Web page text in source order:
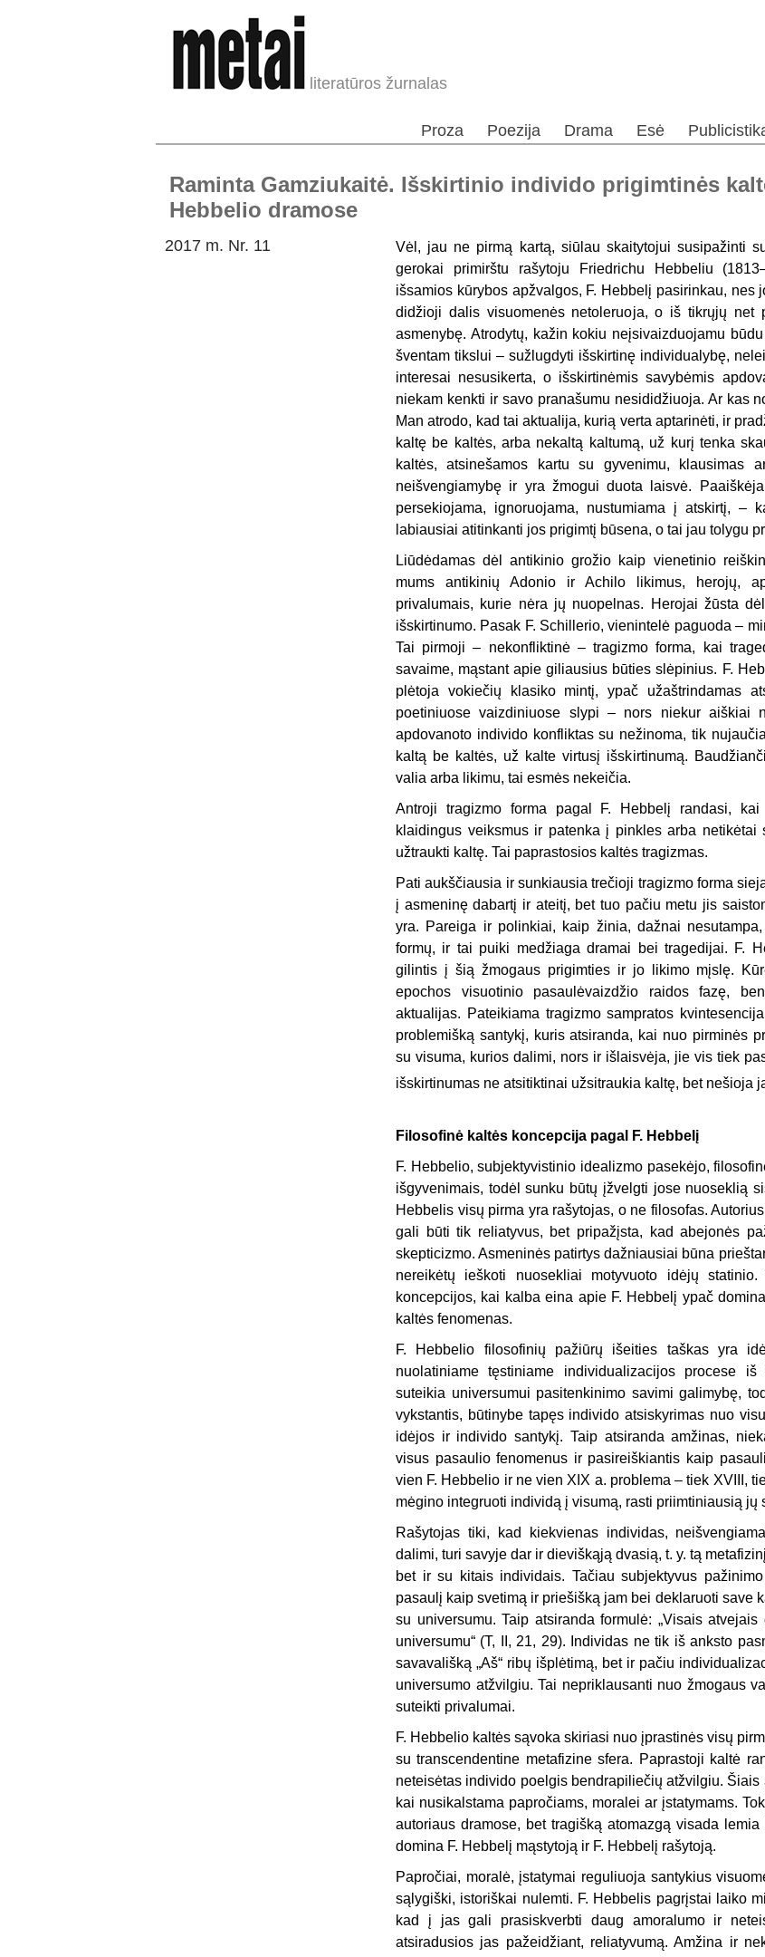
literatūros žurnalas
Proza Poezija Drama Esė
Raminta Gamziukaitė. Išskirtinio individo prigimtinės
Hebbelio dramose
2017 m. Nr. 11
Vėl, jau ne pirmą kartą, siūlau skaitytojui susipažinti
gerokai primirštu rašytoju Friedrichu Hebbeliu
išsamios kūrybos apžvalgos, F. Hebbelį pasirinkau, nes
didžioji dalis visuomenės netoleruoja, o iš tikrųjų net
asmenybę. Atrodytų, kažin kokiu neįsivaizduojamu
šventam tikslui – sužlugdyti išskirtinę individualybę,
interesai nesusikerta, o išskirtinėmis savybėmis
niekam kenkti ir savo pranašumu nesididžiuoja. Ar kas
Man atrodo, kad tai aktualija, kurią verta aptarinėti, ir
kaltę be kaltės, arba nekaltą kaltumą, už kurį tenka
kaltės, atsinešamos kartu su gyvenimu, klausimas
neišvengiamybę ir yra žmogui duota laisvė.
persekiojama, ignoruojama, nustumiama į atskirtį,
labiausiai atitinkanti jos prigimtį būsena, o tai jau tolygu
Liūdėdamas dėl antikinio grožio kaip vienetinio
mums antikinių Adonio ir Achilo likimus, herojų,
privalumais, kurie nėra jų nuopelnas. Herojai žūsta
išskirtinumo. Pasak F. Schillerio, vienintelė paguoda –
Tai pirmoji – nekonfliktinė – tragizmo forma, kai
savaime, mąstant apie giliausius būties slėpinius. F.
plėtoja vokiečių klasiko mintį, ypač užaštrindamas
poetiniuose vaizdiniuose slypi – nors niekur aiškiai
apdovanoto individo konfliktas su nežinoma, tik
kaltą be kaltės, už kalte virtusį išskirtinumą.
valia arba likimu, tai esmės nekeičia.
Antroji tragizmo forma pagal F. Hebbelį randasi,
klaidingus veiksmus ir patenka į pinkles arba
užtraukti kaltę. Tai paprastosios kaltės tragizmas.
Pati aukščiausia ir sunkiausia trečioji tragizmo forma
į asmeninę dabartį ir ateitį, bet tuo pačiu metu jis
yra. Pareiga ir polinkiai, kaip žinia, dažnai
formų, ir tai puiki medžiaga dramai bei tragedijai. F.
gilintis į šią žmogaus prigimties ir jo likimo mįslę.
epochos visuotinio pasaulėvaizdžio raidos fazę,
aktualijas. Pateikiama tragizmo sampratos
problemišką santykį, kuris atsiranda, kai nuo pirminės
su visuma, kurios dalimi, nors ir išlaisvėja, jie vis tiek
išskirtinumas ne atsitiktinai užsitraukia kaltę, bet nešioja
Filosofinė kaltės koncepcija pagal F. Hebbelį
F. Hebbelio, subjektyvistinio idealizmo pasekėjo,
išgyvenimais, todėl sunku būtų įžvelgti jose nuoseklią
Hebbelis visų pirma yra rašytojas, o ne filosofas.
gali būti tik reliatyvus, bet pripažįsta, kad abejonės
skepticizmo. Asmeninės patirtys dažniausiai būna
nereikėtų ieškoti nuosekliai motyvuoto idėjų
koncepcijos, kai kalba eina apie F. Hebbelį ypač
kaltės fenomenas.
F. Hebbelio filosofinių pažiūrų išeities taškas yra
nuolatiniame tęstiniame individualizacijos procese
suteikia universumui pasitenkinimo savimi galimybę,
vykstantis, būtinybe tapęs individo atsiskyrimas nuo
idėjos ir individo santykį. Taip atsiranda amžinas,
visus pasaulio fenomenus ir pasireiškiantis kaip
vien F. Hebbelio ir ne vien XIX a. problema – tiek XVIII,
mėgino integruoti individą į visumą, rasti priimtiniausią jų
Rašytojas tiki, kad kiekvienas individas,
dalimi, turi savyje dar ir dieviškąją dvasią, t. y. tą
bet ir su kitais individais. Tačiau subjektyvus
pasaulį kaip svetimą ir priešišką jam bei deklaruoti save
su universumu. Taip atsiranda formulė: „Visais
universumu“ (T, II, 21, 29). Individas ne tik iš anksto
savavališką „Aš“ ribų išplėtimą, bet ir pačiu
universumo atžvilgiu. Tai nepriklausanti nuo žmogaus
suteikti privalumai.
F. Hebbelio kaltės sąvoka skiriasi nuo įprastinės visų
su transcendentine metafizine sfera. Paprastoji kaltė
neteisėtas individo poelgis bendrapiliečių atžvilgiu.
kai nusikalstama papročiams, moralei ar įstatymams.
autoriaus dramose, bet tragišką atomazgą visada
domina F. Hebbelį mąstytoją ir F. Hebbelį rašytoją.
Papročiai, moralė, įstatymai reguliuoja santykius
sąlygiški, istoriškai nulemti. F. Hebbelis pagrįstai laiko
kad į jas gali prasiskverbti daug amoralumo ir
atsiradusios jas pažeidžiant, reliatyvumą. Amžina ir